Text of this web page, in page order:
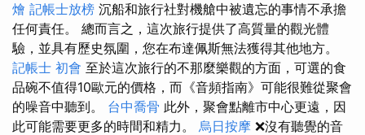
燴 記帳士放榜 沉船和旅行社對機艙中被遺忘的事情不承擔
任何責任。 總而言之，這次旅行提供了高質量的觀光體
驗，並具有歷史氛圍，您在布達佩斯無法獲得其他地方。
記帳士 初會 至於這次旅行的不那麼樂觀的方面，可選的食
品碗不值得10歐元的價格，而《音頻指南》可能很難從聚會
的噪音中聽到。 台中喬骨 此外，聚會點離市中心更遠，因
此可能需要更多的時間和精力。 烏日按摩 ❌沒有聽覺的音